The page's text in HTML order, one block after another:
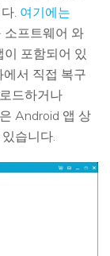
. 여기에는
소프트웨어 와
포함되어 있
서 직접 복구
드하거나
Android 앱 상
습니다.